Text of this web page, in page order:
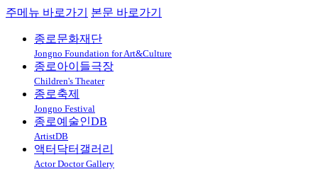
주메뉴 바로가기 본문 바로가기
종로문화재단
Jongno Foundation for Art&Culture
종로아이들극장
Children's Theater
종로축제
Jongno Festival
종로예술인DB
ArtistDB
액터닥터갤러리
Actor Doctor Gallery